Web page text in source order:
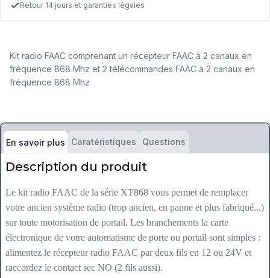
Retour 14 jours et garanties légales
Kit radio FAAC comprenant un récepteur FAAC à 2 canaux en
fréquence 868 Mhz et 2 télécommandes FAAC à 2 canaux en
fréquence 868 Mhz
En savoir plus Caratéristiques Questions
Description du produit
Le kit radio FAAC de la série XT868 vous permet de remplacer
votre ancien système radio (trop ancien, en panne et plus fabriqué...)
sur toute motorisation de portail. Les branchements la carte
électronique de votre automatisme de porte ou portail sont simples :
alimentez le récepteur radio FAAC par deux fils en 12 ou 24V et
raccordez le contact sec NO (2 fils aussi).